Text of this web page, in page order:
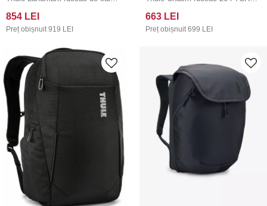
854 LEI
Preț obișnuit 919 LEI
663 LEI
Preț obișnuit 699 LEI